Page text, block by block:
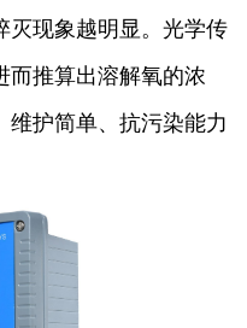
灭现象越明显。光学传
而推算出溶解氧的浓
维护简单、抗污染能力